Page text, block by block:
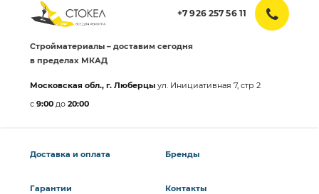
+7 926 257 56 11
Стройматериалы – доставим сегодня
в пределах МКАД
Московская обл., г. Люберцы ул. Инициативная 7, стр 2
с 9:00 до 20:00
Доставка и оплата
Гарантии
Бренды
Контакты